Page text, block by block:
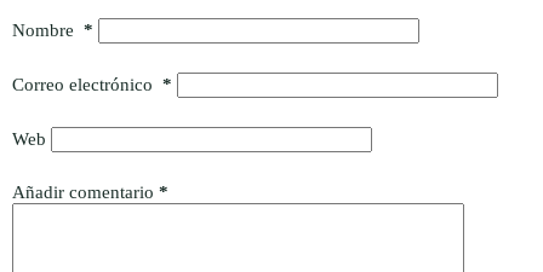
Nombre *
Correo electrónico *
Web
Añadir comentario *